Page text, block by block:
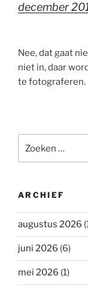
december
Nee, dat gaat
niet in, daar
te fotograferen.
naar:
ARCHIEF
augustus 2026
juni 2026 (6)
mei 2026 (1)